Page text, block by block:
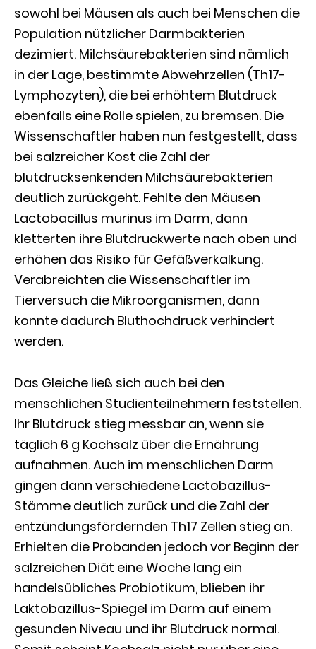
sowohl bei Mäusen als auch bei Menschen die
Population nützlicher Darmbakterien
dezimiert. Milchsäurebakterien sind nämlich
in der Lage, bestimmte Abwehrzellen (Th17-
Lymphozyten), die bei erhöhtem Blutdruck
ebenfalls eine Rolle spielen, zu bremsen. Die
Wissenschaftler haben nun festgestellt, dass
bei salzreicher Kost die Zahl der
blutdrucksenkenden Milchsäurebakterien
deutlich zurückgeht. Fehlte den Mäusen
Lactobacillus murinus im Darm, dann
kletterten ihre Blutdruckwerte nach oben und
erhöhen das Risiko für Gefäßverkalkung.
Verabreichten die Wissenschaftler im
Tierversuch die Mikroorganismen, dann
konnte dadurch Bluthochdruck verhindert
werden.
Das Gleiche ließ sich auch bei den
menschlichen Studienteilnehmern feststellen.
Ihr Blutdruck stieg messbar an, wenn sie
täglich 6 g Kochsalz über die Ernährung
aufnahmen. Auch im menschlichen Darm
gingen dann verschiedene Lactobazillus-
Stämme deutlich zurück und die Zahl der
entzündungsfördernden Th17 Zellen stieg an.
Erhielten die Probanden jedoch vor Beginn der
salzreichen Diät eine Woche lang ein
handelsübliches Probiotikum, blieben ihr
Laktobazillus-Spiegel im Darm auf einem
gesunden Niveau und ihr Blutdruck normal.